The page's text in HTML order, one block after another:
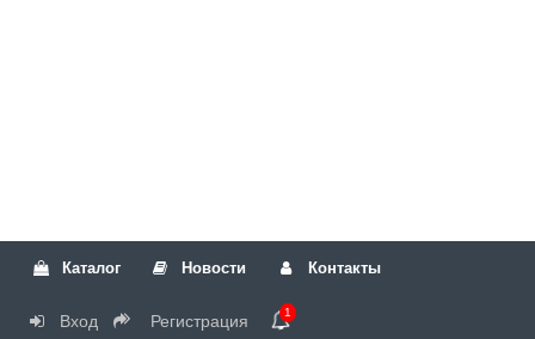
Каталог Новости Контакты
Вход Регистрация 1